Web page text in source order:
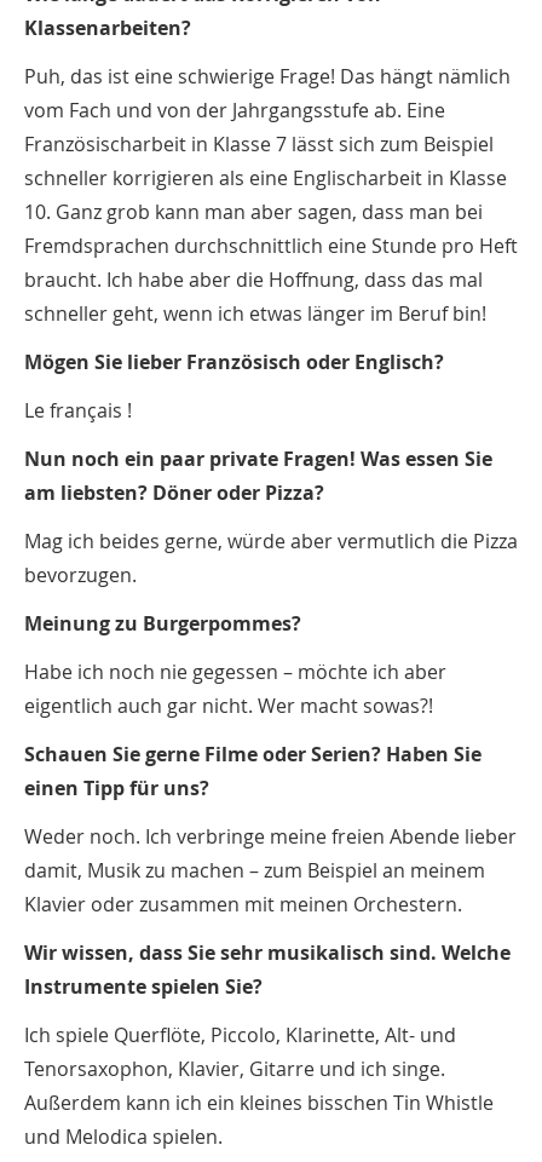
Klassenarbeiten?
Puh, das ist eine schwierige Frage! Das hängt nämlich
vom Fach und von der Jahrgangsstufe ab. Eine
Französischarbeit in Klasse 7 lässt sich zum Beispiel
schneller korrigieren als eine Englischarbeit in Klasse
10. Ganz grob kann man aber sagen, dass man bei
Fremdsprachen durchschnittlich eine Stunde pro Heft
braucht. Ich habe aber die Hoffnung, dass das mal
schneller geht, wenn ich etwas länger im Beruf bin!
Mögen Sie lieber Französisch oder Englisch?
Le français !
Nun noch ein paar private Fragen! Was essen Sie
am liebsten? Döner oder Pizza?
Mag ich beides gerne, würde aber vermutlich die Pizza
bevorzugen.
Meinung zu Burgerpommes?
Habe ich noch nie gegessen – möchte ich aber
eigentlich auch gar nicht. Wer macht sowas?!
Schauen Sie gerne Filme oder Serien? Haben Sie
einen Tipp für uns?
Weder noch. Ich verbringe meine freien Abende lieber
damit, Musik zu machen – zum Beispiel an meinem
Klavier oder zusammen mit meinen Orchestern.
Wir wissen, dass Sie sehr musikalisch sind. Welche
Instrumente spielen Sie?
Ich spiele Querflöte, Piccolo, Klarinette, Alt- und
Tenorsaxophon, Klavier, Gitarre und ich singe.
Außerdem kann ich ein kleines bisschen Tin Whistle
und Melodica spielen.